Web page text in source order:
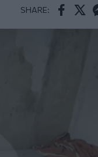
SHARE: